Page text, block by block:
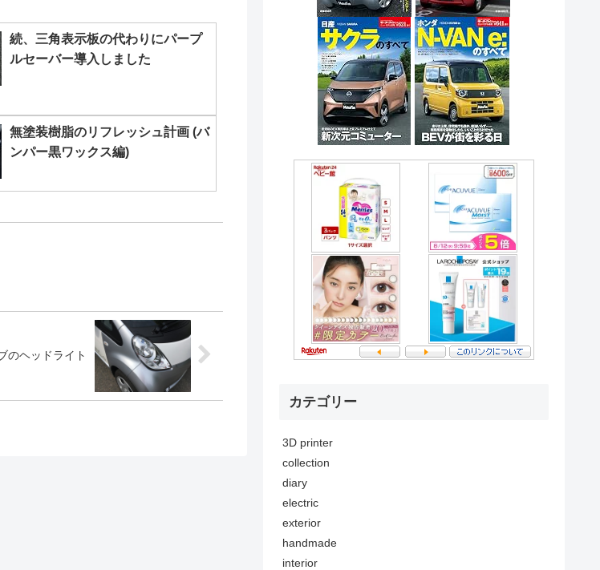
続、三角表示板の代わりにパープ
ルセーバー導入しました
無塗装樹脂のリフレッシュ計画 (バ
ンパー黒ワックス編)
のヘッドライト
カテゴリー
3D printer
collection
diary
electric
exterior
handmade
interior